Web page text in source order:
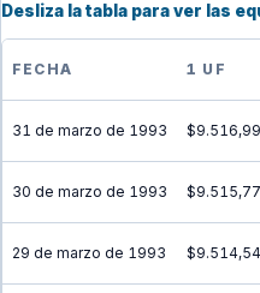
Desliza la tabla para ver las
FECHA 1 UF
31 de marzo de 1993 $9.516,99
30 de marzo de 1993 $9.515,77
29 de marzo de 1993 $9.514,54